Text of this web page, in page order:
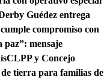
Guédez entrega
compromiso con
paz”: mensaje
CLPP y Concejo
tierra para familias de